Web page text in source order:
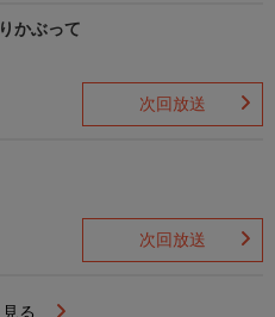
かぶって
次回放送
次回放送
見る